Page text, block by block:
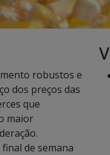
robustos e
dos preços das
que
maior
de semana